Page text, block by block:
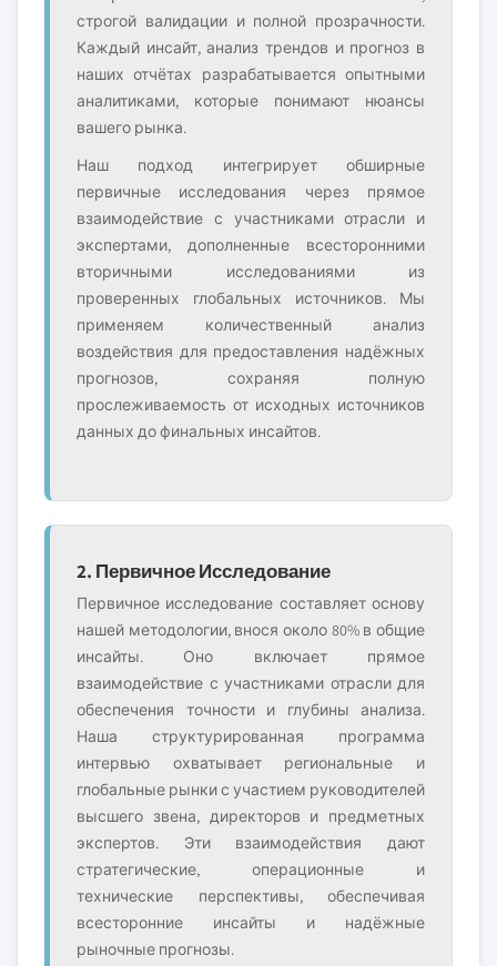
строгой валидации и полной прозрачности.
Каждый инсайт, анализ трендов и прогноз в
наших отчётах разрабатывается опытными
аналитиками, которые понимают нюансы
вашего рынка.
Наш подход интегрирует обширные
первичные исследования через прямое
взаимодействие с участниками отрасли и
экспертами, дополненные всесторонними
вторичными исследованиями из
проверенных глобальных источников. Мы
применяем количественный анализ
воздействия для предоставления надёжных
прогнозов, сохраняя полную
прослеживаемость от исходных источников
данных до финальных инсайтов.
2. Первичное Исследование
Первичное исследование составляет основу
нашей методологии, внося около 80% в общие
инсайты. Оно включает прямое
взаимодействие с участниками отрасли для
обеспечения точности и глубины анализа.
Наша структурированная программа
интервью охватывает региональные и
глобальные рынки с участием руководителей
высшего звена, директоров и предметных
экспертов. Эти взаимодействия дают
стратегические, операционные и
технические перспективы, обеспечивая
всесторонние инсайты и надёжные
рыночные прогнозы.